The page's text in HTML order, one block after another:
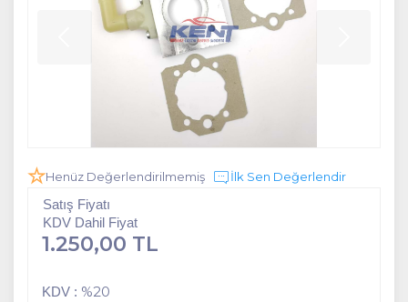
Henüz Değerlendirilmemiş İlk Sen Değerlendir
Satış Fiyatı
KDV Dahil Fiyat
1.250,00 TL
KDV : %20